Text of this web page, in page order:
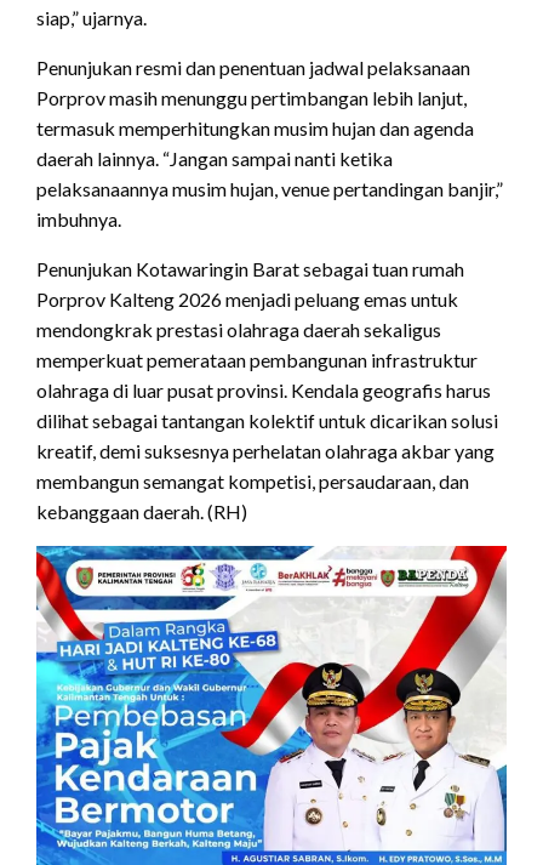
siap,” ujarnya.
Penunjukan resmi dan penentuan jadwal pelaksanaan
Porprov masih menunggu pertimbangan lebih lanjut,
termasuk memperhitungkan musim hujan dan agenda
daerah lainnya. “Jangan sampai nanti ketika
pelaksanaannya musim hujan, venue pertandingan banjir,”
imbuhnya.
Penunjukan Kotawaringin Barat sebagai tuan rumah
Porprov Kalteng 2026 menjadi peluang emas untuk
mendongkrak prestasi olahraga daerah sekaligus
memperkuat pemerataan pembangunan infrastruktur
olahraga di luar pusat provinsi. Kendala geografis harus
dilihat sebagai tantangan kolektif untuk dicarikan solusi
kreatif, demi suksesnya perhelatan olahraga akbar yang
membangun semangat kompetisi, persaudaraan, dan
kebanggaan daerah. (RH)